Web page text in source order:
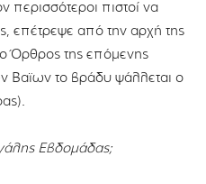
περισσότεροι πιστοί να
επέτρεψε από την αρχή της
Όρθρος της επόμενης
Βαϊων το βράδυ ψάλλεται ο
Εβδομάδας;